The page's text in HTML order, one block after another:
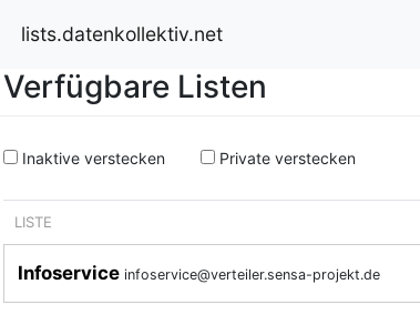
lists.datenkollektiv.net
Verfügbare Listen
Inaktive verstecken Private verstecken
LISTE
Infoservice infoservice@verteiler.sensa-projekt.de